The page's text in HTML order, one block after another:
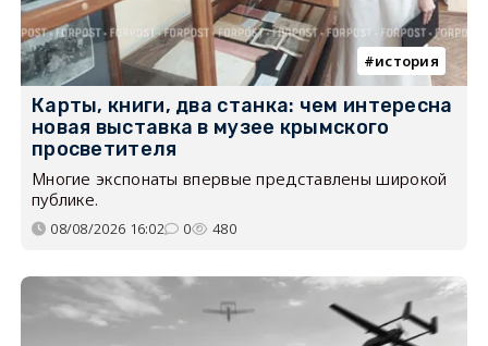
история
Карты, книги, два станка: чем интересна
новая выставка в музее крымского
просветителя
Многие экспонаты впервые представлены широкой
публике.
08/08/2026 16:02 0 480